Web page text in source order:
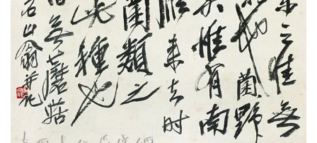
研
究
法
书
欣